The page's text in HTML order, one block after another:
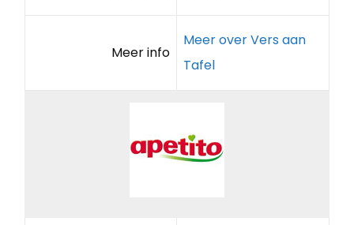
Meer info
Meer over Vers aan
Tafel